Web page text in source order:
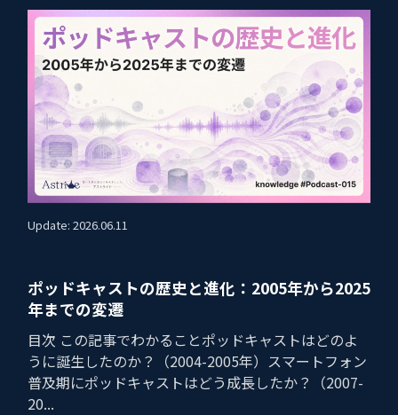
Update: 2026.06.11
ポッドキャストの歴史と進化：2005年から2025
年までの変遷
目次 この記事でわかることポッドキャストはどのよ
うに誕生したのか？（2004-2005年）スマートフォン
普及期にポッドキャストはどう成長したか？（2007-
20...